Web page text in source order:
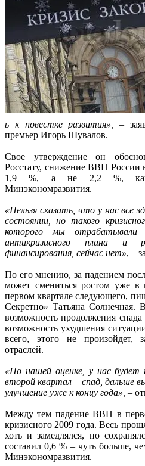
ь к повестке развития»,–
премьер Игорь Шувалов.
Свое утверждение он
Росстату, снижение ВВП России
1,9 %, а не 2,2 %, как
Минэкономразвития.
«Нельзя сказать, что у нас все
состоянии, но такого
которого мы отрабатывали
антикризисного плана и
финансирования, сейчас нет», –
По его мнению, за падением
может смениться ростом уже в
первом квартале следующего,
Секретно» Татьяна Солнечная.
возможность продолжения
возможность ухудшения
всего, этого не произойдет,
отраслей.
«По нашей оценке, у нас будет
второй квартал – спад, дальше
улучшение уже к концу года», –
Между тем падение ВВП в
кризисного 2009 года. Весь
хоть и замедлялся, но
составил 0,6 % – чуть больше,
Минэкономразвития.